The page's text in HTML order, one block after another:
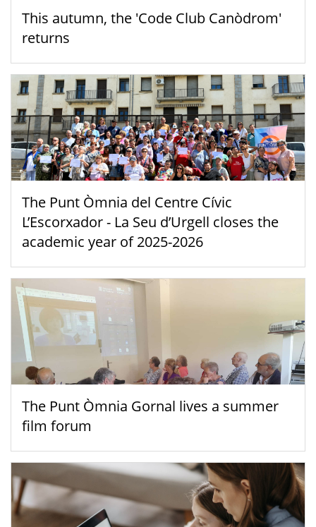
This autumn, the 'Code Club Canòdrom'
returns
The Punt Òmnia del Centre Cívic
L’Escorxador - La Seu d’Urgell closes the
academic year of 2025-2026
The Punt Òmnia Gornal lives a summer
film forum